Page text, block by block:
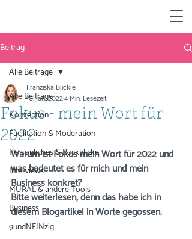
Beitrag
Alle Beiträge
Konzeption
Facilitation & Moderation
Persönliches & Rückblicke
Interviews
MURAL & andere Tools
Business
9undNEINzig
Alle Beiträge
Fokus - mein Wort für
2022
Franziska Blickle
10. Jan. 20224 Min. Lesezeit
Warum ist Fokus mein Wort für 2022 und
was bedeutet es für mich und mein
Business konkret?
Bitte weiterlesen, denn das habe ich in
diesem Blogartikel in Worte gegossen.